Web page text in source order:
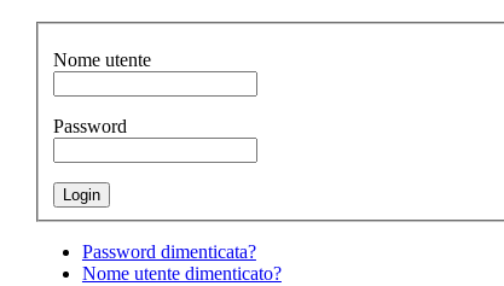
Nome utente
Password
Password dimenticata?
Nome utente dimenticato?